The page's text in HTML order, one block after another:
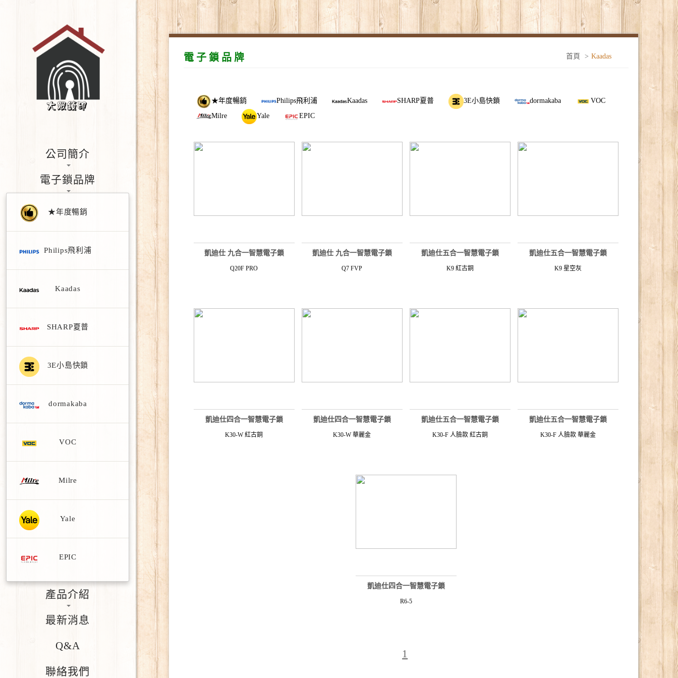
公司簡介
電子鎖品牌
★年度暢銷
Philips飛利浦
Kaadas
SHARP夏普
3E小島快鎖
dormakaba
VOC
Milre
Yale
EPIC
產品介紹
最新消息
Q&A
聯絡我們
首頁 > Kaadas
電 子 鎖 品 牌
★年度暢銷 Philips飛利浦 Kaadas SHARP夏普 3E小島快鎖 dormakaba
VOC
Milre
Yale EPIC
凱迪仕 九合一智慧電子鎖
Q20F PRO
凱迪仕 九合一智慧電子鎖
Q7 FVP
凱迪仕五合一智慧電子鎖
K9 紅古銅
凱迪仕五合一智慧電子鎖
K9 星空灰
凱迪仕四合一智慧電子鎖
K30-W 紅古銅
凱迪仕四合一智慧電子鎖
K30-W 華麗金
凱迪仕五合一智慧電子鎖
K30-F 人臉款 紅古銅
凱迪仕五合一智慧電子鎖
K30-F 人臉款 華麗金
凱迪仕四合一智慧電子鎖
R6-5
1